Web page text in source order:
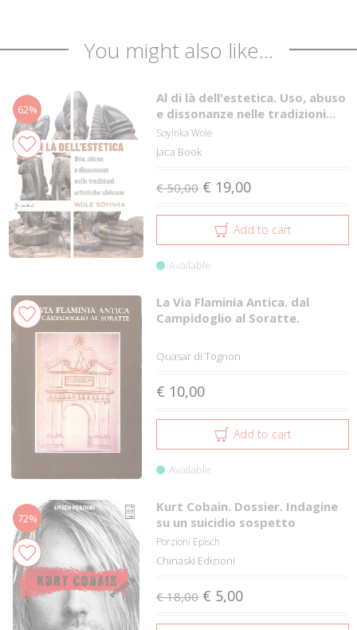
You might also like...
62%
Al di là dell'estetica. Uso, abuso
e dissonanze nelle tradizioni...
Soyinka Wole
Jaca Book
€ 50,00 € 19,00
Add to cart
Available
La Via Flaminia Antica. dal
Campidoglio al Soratte.
Quasar di Tognon
€ 10,00
Add to cart
Available
72%
Kurt Cobain. Dossier. Indagine
su un suicidio sospetto
Porzioni Epìsch
Chinaski Edizioni
€ 18,00 € 5,00